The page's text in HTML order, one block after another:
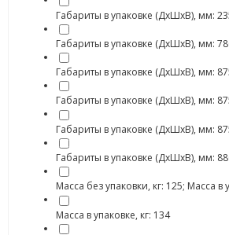
Габариты в упаковке (ДхШхВ), мм:
Габариты в упаковке (ДхШхВ), мм:
Габариты в упаковке (ДхШхВ), мм:
Габариты в упаковке (ДхШхВ), мм:
Габариты в упаковке (ДхШхВ), мм:
Габариты в упаковке (ДхШхВ), мм:
Масса без упаковки, кг: 125; Масса в
Масса в упаковке, кг: 134